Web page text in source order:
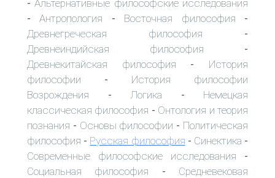
-Альтернативные философские исследования
-Антропология - Восточная философия -
Древнегреческая философия -
Древнеиндийская философия -
Древнекитайская философия - История
философии - История философии
Возрождения - Логика - Немецкая
классическая философия - Онтология и теория
познания - Основы философии - Политическая
философия - Русская философия - Синектика -
Современные философские исследования -
Социальная философия - Средневековая